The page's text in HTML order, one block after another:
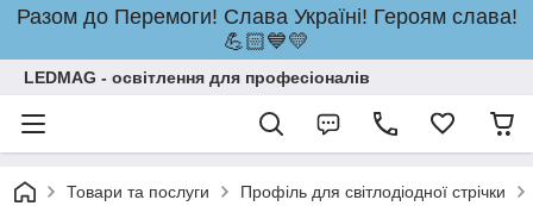
Разом до Перемоги! Слава Україні! Героям слава!
💪🏻💙💛
LEDMAG - освітлення для професіоналів
Товари та послуги Профіль для світлодіодної стрічки